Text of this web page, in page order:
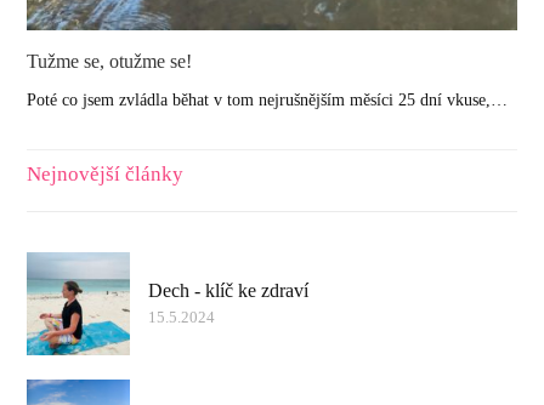
Tužme se, otužme se!
Poté co jsem zvládla běhat v tom nejrušnějším měsíci 25 dní vkuse,…
Nejnovější články
Dech - klíč ke zdraví
15.5.2024